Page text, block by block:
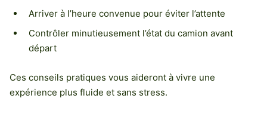
Arriver à l’heure convenue pour éviter l’attente
Contrôler minutieusement l’état du camion avant
départ
Ces conseils pratiques vous aideront à vivre une
expérience plus fluide et sans stress.